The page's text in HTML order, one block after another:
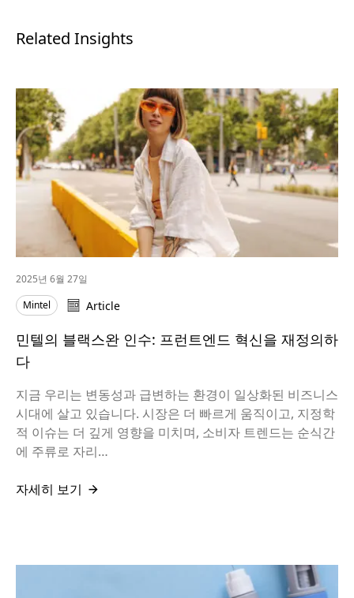
Related Insights
2025년 6월 27일
Mintel
Article
민텔의 블랙스완 인수: 프런트엔드 혁신을 재정의하
다
지금 우리는 변동성과 급변하는 환경이 일상화된 비즈니스
시대에 살고 있습니다. 시장은 더 빠르게 움직이고, 지정학
적 이슈는 더 깊게 영향을 미치며, 소비자 트렌드는 순식간
에 주류로 자리…
자세히 보기